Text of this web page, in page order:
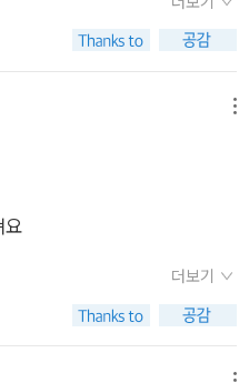
안으로 다가왔다. 지금은 지금
막상 적응하려니 쉽지 않다. 그
벼르고 있었는데(정말로) 두바
때의 기분좋은 난감함이란! ​<
>에서도 그랬지만 <모월모
이 마음에 콕 박혀 예상치 못
그런 글들이. 마치 선물처럼.
동 구르고 있을 때 ‘옛다‘하고
나의 조각을(나와 닮은, 착각
요
더보기